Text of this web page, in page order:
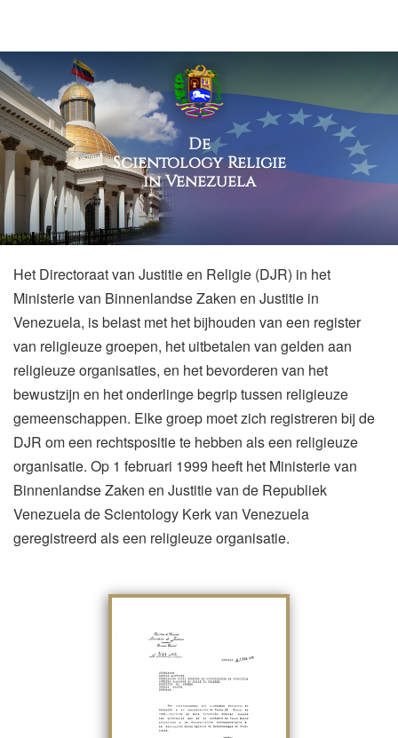
De
Scientology Religie
in Venezuela
Het Directoraat van Justitie en Religie (DJR) in het
Ministerie van Binnenlandse Zaken en Justitie in
Venezuela, is belast met het bijhouden van een register
van religieuze groepen, het uitbetalen van gelden aan
religieuze organisaties, en het bevorderen van het
bewustzijn en het onderlinge begrip tussen religieuze
gemeenschappen. Elke groep moet zich registreren bij de
DJR om een rechtspositie te hebben als een religieuze
organisatie. Op 1 februari 1999 heeft het Ministerie van
Binnenlandse Zaken en Justitie van de Republiek
Venezuela de Scientology Kerk van Venezuela
geregistreerd als een religieuze organisatie.